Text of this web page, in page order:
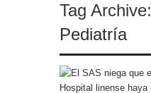
El alcalde felicita a
obtenido el
El Ministro
Tag Archive:
Pediatría